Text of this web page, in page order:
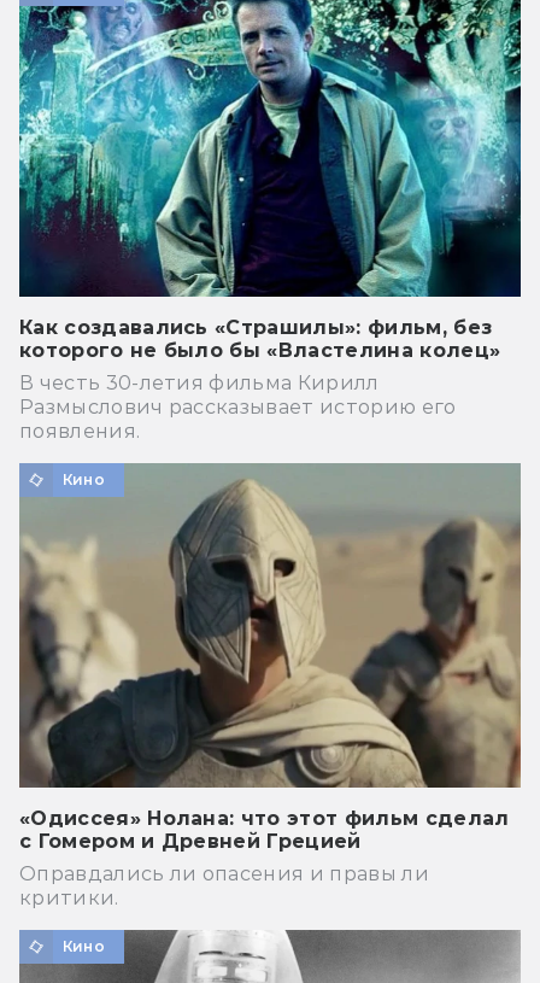
Как создавались «Страшилы»: фильм, без
которого не было бы «Властелина колец»
В честь 30-летия фильма Кирилл
Размыслович рассказывает историю его
появления.
Кино
«Одиссея» Нолана: что этот фильм сделал
с Гомером и Древней Грецией
Оправдались ли опасения и правы ли
критики.
Кино